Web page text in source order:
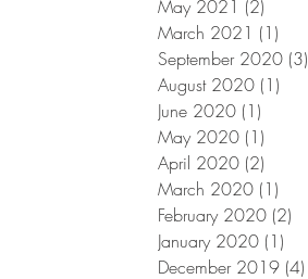
May 2021 (2)
March 2021 (1)
September 2020 (3)
August 2020 (1)
June 2020 (1)
May 2020 (1)
April 2020 (2)
March 2020 (1)
February 2020 (2)
January 2020 (1)
December 2019 (4)